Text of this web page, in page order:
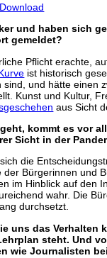
Download
und haben sich
gemeldet?
Pflicht erachte,
ist historisch
sind, und hätte einen
Kunst und Kultur,
aus Sicht
kommt es vor
Sicht in der
die
der Bürgerinnen und
im Hinblick auf den
wahr. Die
durchsetzt.
uns das
steht. Und
wie Journalisten